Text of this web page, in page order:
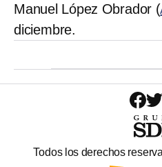
Manuel López Obrador (
diciembre.
Todos los derechos